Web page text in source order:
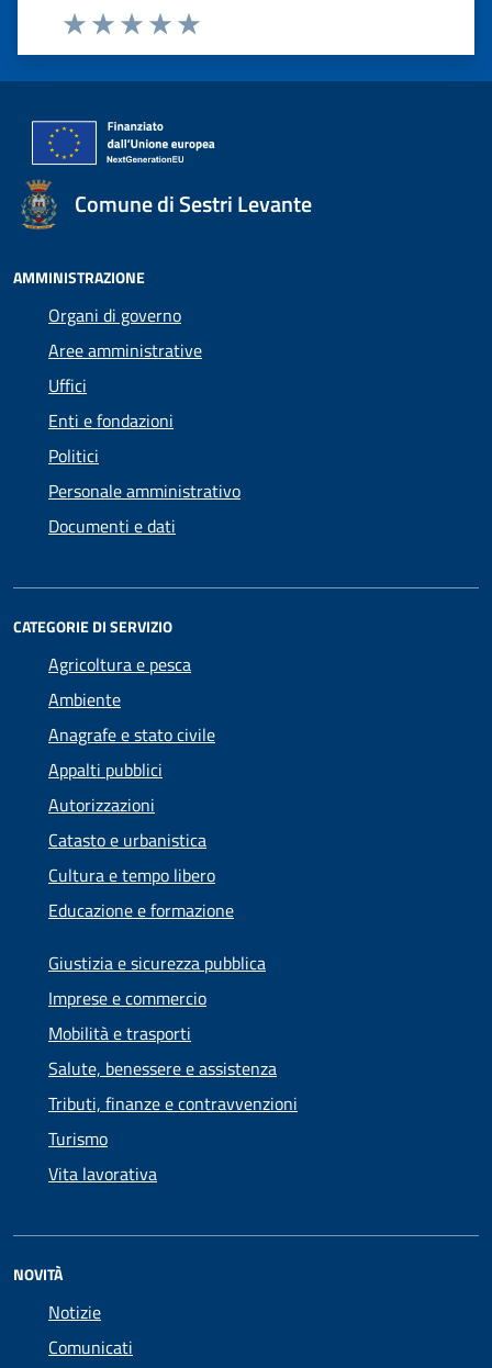
Valuta 5 stelle su 5
Valuta 4 stelle su 5
Valuta 3 stelle su 5
Valuta 2 stelle su 5
Valuta 1 stelle su 5
Comune di Sestri Levante
AMMINISTRAZIONE
Organi di governo
Aree amministrative
Uffici
Enti e fondazioni
Politici
Personale amministrativo
Documenti e dati
CATEGORIE DI SERVIZIO
Agricoltura e pesca
Ambiente
Anagrafe e stato civile
Appalti pubblici
Autorizzazioni
Catasto e urbanistica
Cultura e tempo libero
Educazione e formazione
Giustizia e sicurezza pubblica
Imprese e commercio
Mobilità e trasporti
Salute, benessere e assistenza
Tributi, finanze e contravvenzioni
Turismo
Vita lavorativa
NOVITÀ
Notizie
Comunicati